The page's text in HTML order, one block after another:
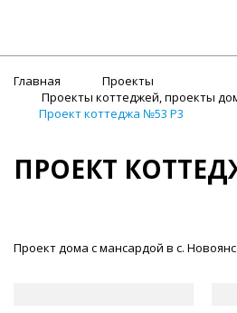
Главная
Проекты
Проекты коттеджей, проекты
Проект коттеджа №53 Р3
ПРОЕКТ
Проект дома с мансардой в с.